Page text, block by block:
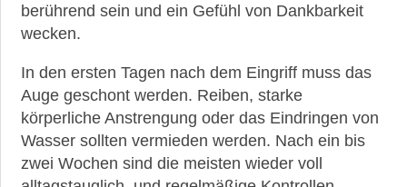
berührend sein und ein Gefühl von Dankbarkeit
wecken.
In den ersten Tagen nach dem Eingriff muss das
Auge geschont werden. Reiben, starke
körperliche Anstrengung oder das Eindringen von
Wasser sollten vermieden werden. Nach ein bis
zwei Wochen sind die meisten wieder voll